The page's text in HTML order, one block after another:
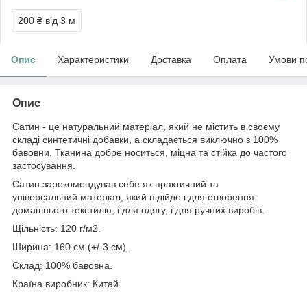
200 ₴ від 3 м
Опис Характеристики Доставка Оплата Умови
Опис
Сатин - це натуральний матеріал, який не містить в своєму
складі синтетичні добавки, а складається виключно з 100%
бавовни. Тканина добре носиться, міцна та стійка до частого
застосування.
Сатин зарекомендував себе як практичний та
універсальний матеріал, який підійде і для створення
домашнього текстилю, і для одягу, і для ручних виробів.
Щільність: 120 г/м2.
Ширина: 160 см (+/-3 см).
Склад: 100% бавовна.
Країна виробник: Китай.